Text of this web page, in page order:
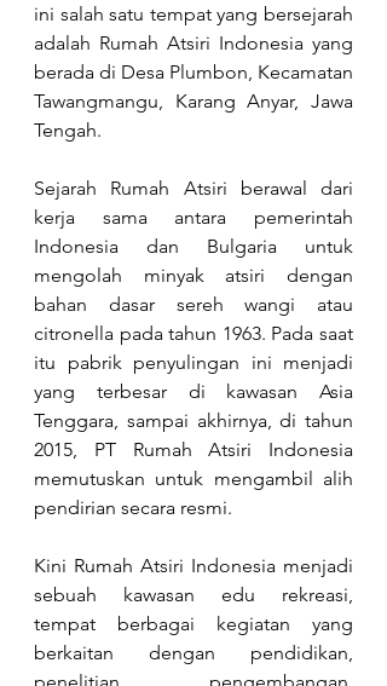
ini salah satu tempat yang bersejarah
adalah Rumah Atsiri Indonesia yang
berada di Desa Plumbon, Kecamatan
Tawangmangu, Karang Anyar, Jawa
Tengah.
Sejarah Rumah Atsiri berawal dari
kerja sama antara pemerintah
Indonesia dan Bulgaria untuk
mengolah minyak atsiri dengan
bahan dasar sereh wangi atau
citronella pada tahun 1963. Pada saat
itu pabrik penyulingan ini menjadi
yang terbesar di kawasan Asia
Tenggara, sampai akhirnya, di tahun
2015, PT Rumah Atsiri Indonesia
memutuskan untuk mengambil alih
pendirian secara resmi.
Kini Rumah Atsiri Indonesia menjadi
sebuah kawasan edu rekreasi,
tempat berbagai kegiatan yang
berkaitan dengan pendidikan,